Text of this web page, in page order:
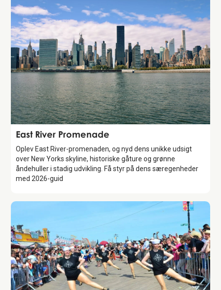
Attraction
East River Promenade
Oplev East River-promenaden, og nyd dens unikke udsigt
over New Yorks skyline, historiske gåture og grønne
åndehuller i stadig udvikling. Få styr på dens særegenheder
med 2026-guid